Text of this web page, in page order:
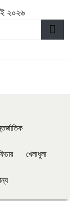
২০২৬
খেলাধুলা